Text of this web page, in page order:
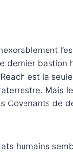
dernier bastion
est la seule
Mais
Covenants de
humains